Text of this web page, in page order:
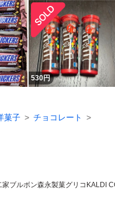
530円
菓子
チョコレート
家ブルボン森永製菓グリコ KALDI